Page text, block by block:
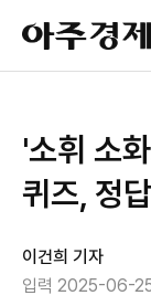
아
주
경
'소휘 소
퀴즈, 정
이건희 기자
입력 2025-06-